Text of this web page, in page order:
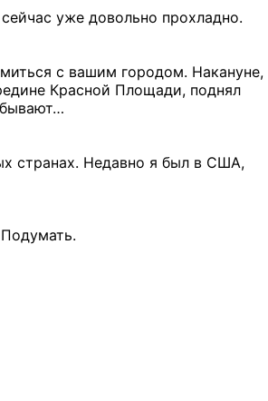
уже довольно прохладно.
с вашим городом. Накануне,
Красной Площади, поднял
странах. Недавно я был в США,